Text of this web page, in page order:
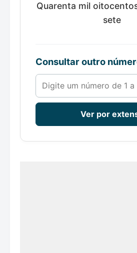
Quarenta mil
sete
Consultar outro
Número de 1 a 100000
Ver por